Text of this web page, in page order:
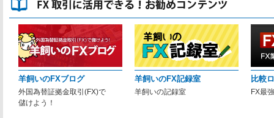
羊飼いのFXブログ
外国為替証拠金取引(FX)で
儲けよう！
羊飼いのFX記録室
羊飼いの記録室
比較
FX最